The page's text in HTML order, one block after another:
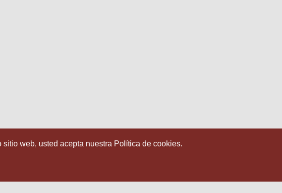
web, usted acepta nuestra Política de cookies.